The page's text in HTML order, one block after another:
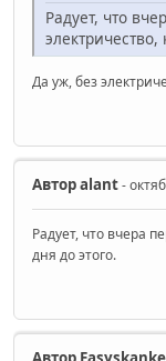
Радует, что
электричество,
Да уж, без
Авторalant-
Радует, что вчера
дня до этого.